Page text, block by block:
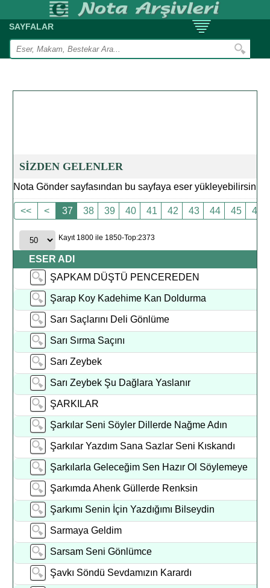
SAYFALAR
SİZDEN GELENLER
Nota Gönder sayfasından bu sayfaya eser yükleyebilirsiniz.
<< < 37 38 39 40 41 42 43 44 45 46
Kayıt 1800 ile 1850-Top:2373
ESER ADI
ŞAPKAM DÜŞTÜ PENCEREDEN
Şarap Koy Kadehime Kan Doldurma
Sarı Saçlarını Deli Gönlüme
Sarı Sırma Saçını
Sarı Zeybek
Sarı Zeybek Şu Dağlara Yaslanır
ŞARKILAR
Şarkılar Seni Söyler Dillerde Nağme Adın
Şarkılar Yazdım Sana Sazlar Seni Kıskandı
Şarkılarla Geleceğim Sen Hazır Ol Söylemeye
Şarkımda Ahenk Güllerde Renksin
Şarkımı Senin İçin Yazdığımı Bilseydin
Sarmaya Geldim
Sarsam Seni Gönlümce
Şavkı Söndü Sevdamızın Karardı